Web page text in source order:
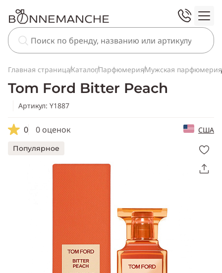
Главная страницаКаталогПарфюмерияМужская парфюмерия
Tom Ford Bitter Peach
Артикул: Y1887
0 0 оценок США
Telegram
WhatsApp
Популярное